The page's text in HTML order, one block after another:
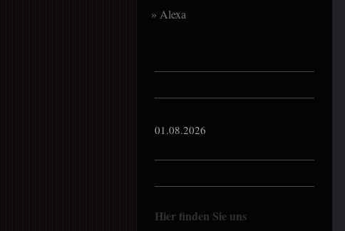
Alexa
01.08.2026
Hier finden Sie uns